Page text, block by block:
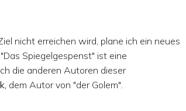
nicht erreichen wird, plane ich ein neues
Spiegelgespenst" ist eine
die anderen Autoren dieser
dem Autor von "der Golem".